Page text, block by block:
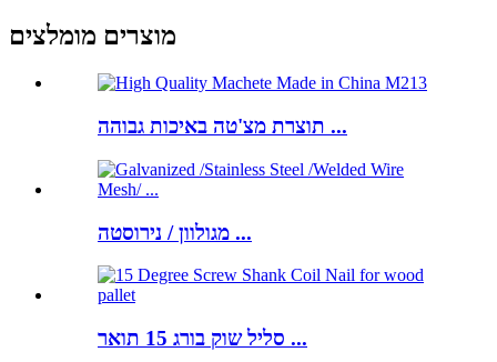
מוצרים מומלצים
תוצרת מצ'טה באיכות גבוהה ...
מגולוון / נירוסטה ...
סליל שוק בורג 15 תואר ...